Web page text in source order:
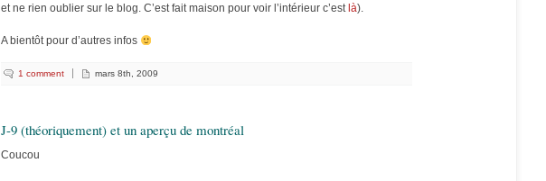
et ne rien oublier sur le blog. C’est fait maison pour voir l’intérieur c’est là).
A bientôt pour d’autres infos
1 comment mars 8th, 2009
J-9 (théoriquement) et un aperçu de montréal
Coucou